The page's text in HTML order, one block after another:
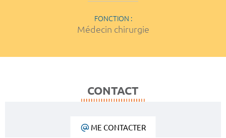
FONCTION :
Médecin chirurgie
CONTACT
ME CONTACTER